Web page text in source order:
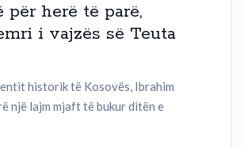
për herë të parë,
i vajzës së Teuta
historik të Kosovës, Ibrahim
një lajm mjaft të bukur ditën e